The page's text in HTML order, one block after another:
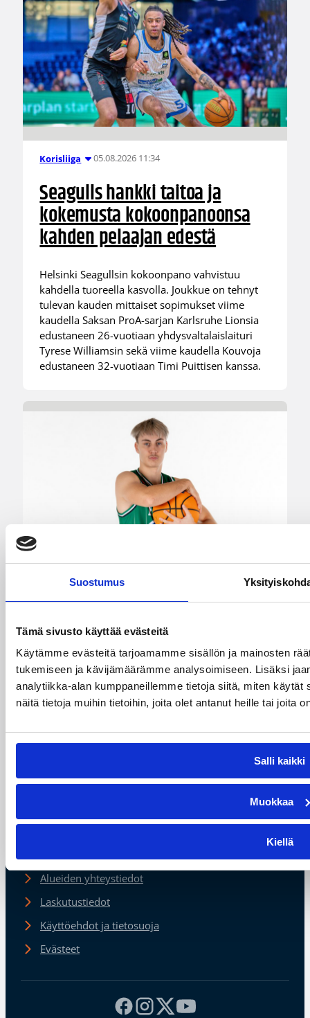
Suostumus
Tämä sivusto käyttää evästeitä
Käytämme evästeitä tarjoamamme sisällön ja mainosten
tukemiseen ja kävijämäärämme analysoimiseen. Lisäksi
analytiikka-alan kumppaneillemme tietoja siitä, miten
näitä tietoja muihin tietoihin, joita olet antanut heille tai joita
Salli kaikki
Muokkaa
Kiellä
Korisliiga 05.08.2026 11:34
Seagulls hankki taitoa ja
kokemusta kokoonpanoonsa
kahden pelaajan edestä
Helsinki Seagullsin kokoonpano vahvistuu
kahdella tuoreella kasvolla. Joukkue on tehnyt
tulevan kauden mittaiset sopimukset viime
kaudella Saksan ProA-sarjan Karlsruhe Lionsia
edustaneen 26-vuotiaan yhdysvaltalaislaituri
Tyrese Williamsin sekä viime kaudella Kouvoja
edustaneen 32-vuotiaan Timi Puittisen kanssa.
Niko Mykrä Loimaa Bisonsiin
Loimaalaisseura ja 189-senttinen Mykrä
solmivat yksivuotisen sopimuksen.
Suomen
Urheilupuistontie 3
Alueiden yhteystiedot
Laskutustiedot
Käyttöehdot ja tietosuoja
Evästeet